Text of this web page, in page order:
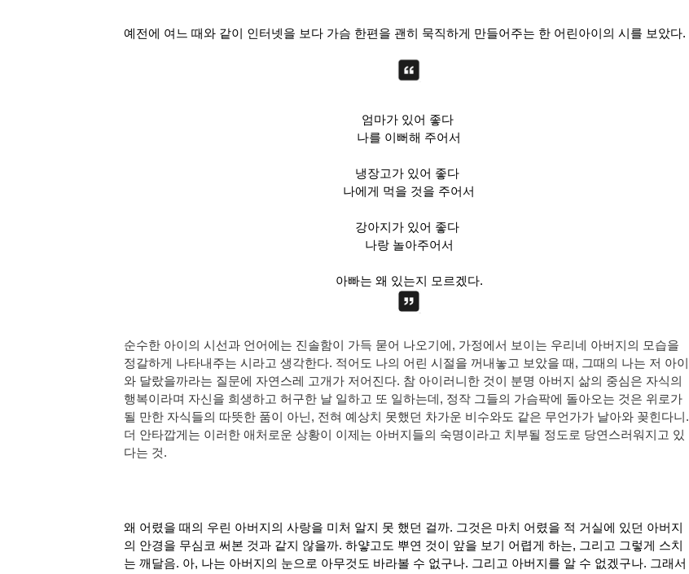
예전에 여느 때와 같이 인터넷을 보다 가슴 한편을 괜히 묵직하게 만들어주는 한 어린아이의 시를 보았다.
엄마가 있어 좋다
나를 이뻐해 주어서
냉장고가 있어 좋다
나에게 먹을 것을 주어서
강아지가 있어 좋다
나랑 놀아주어서
아빠는 왜 있는지 모르겠다.
순수한 아이의 시선과 언어에는 진솔함이 가득 묻어 나오기에, 가정에서 보이는 우리네 아버지의 모습을
정갈하게 나타내주는 시라고 생각한다. 적어도 나의 어린 시절을 꺼내놓고 보았을 때, 그때의 나는 저 아이
와 달랐을까라는 질문에 자연스레 고개가 저어진다. 참 아이러니한 것이 분명 아버지 삶의 중심은 자식의
행복이라며 자신을 희생하고 허구한 날 일하고 또 일하는데, 정작 그들의 가슴팍에 돌아오는 것은 위로가
될 만한 자식들의 따뜻한 품이 아닌, 전혀 예상치 못했던 차가운 비수와도 같은 무언가가 날아와 꽂힌다니.
더 안타깝게는 이러한 애처로운 상황이 이제는 아버지들의 숙명이라고 치부될 정도로 당연스러워지고 있
다는 것.
왜 어렸을 때의 우린 아버지의 사랑을 미처 알지 못 했던 걸까. 그것은 마치 어렸을 적 거실에 있던 아버지
의 안경을 무심코 써본 것과 같지 않을까. 하얗고도 뿌연 것이 앞을 보기 어렵게 하는, 그리고 그렇게 스치
는 깨달음. 아, 나는 아버지의 눈으로 아무것도 바라볼 수 없구나. 그리고 아버지를 알 수 없겠구나. 그래서